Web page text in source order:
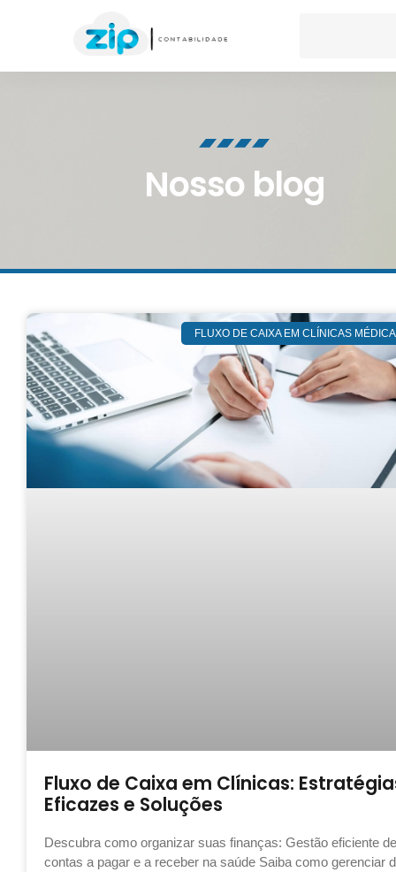
Nosso blog
FLUXO DE CAIXA EM CLÍNICAS
Fluxo de Caixa em Clínicas:
Eficazes e Soluções
Descubra como organizar suas finanças: Gestão eficiente de
contas a pagar e a receber na saúde Saiba como gerenciar